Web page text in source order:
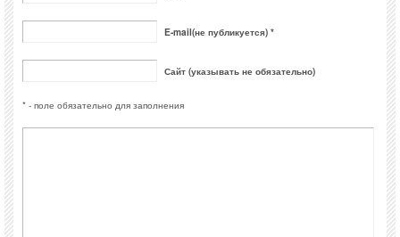
E-mail(не публикуется) *
Сайт (указывать не обязательно)
* - поле обязательно для заполнения